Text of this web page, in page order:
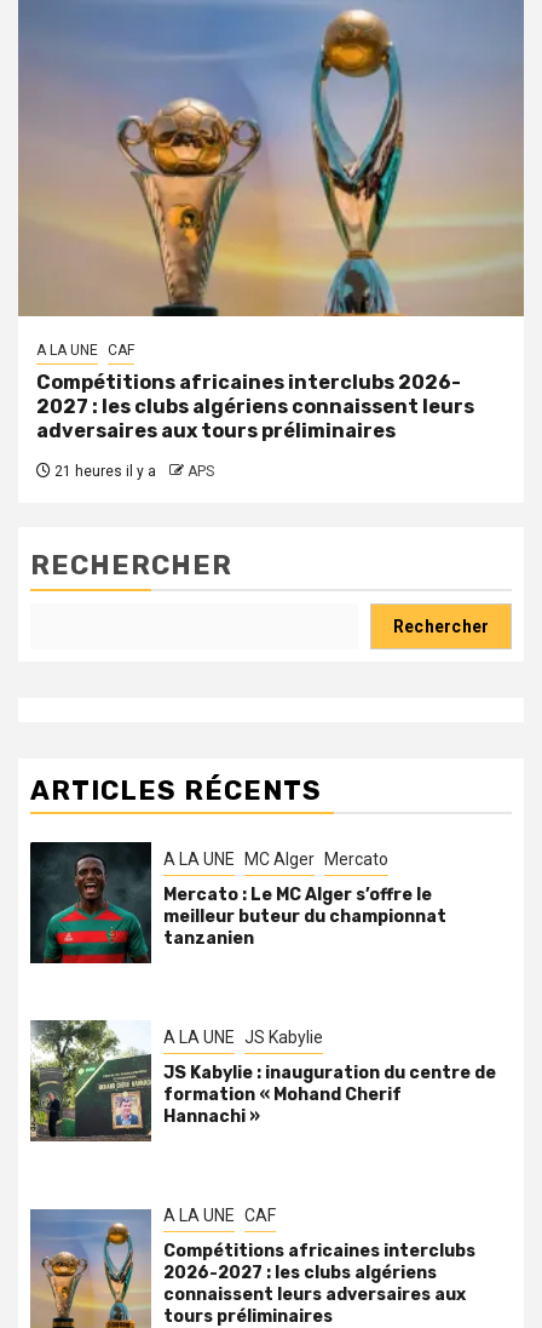
A LA UNE CAF
Compétitions africaines interclubs 2026-
2027 : les clubs algériens connaissent leurs
adversaires aux tours préliminaires
21 heures il y a APS
RECHERCHER
Rechercher
ARTICLES RÉCENTS
A LA UNE MC Alger Mercato
Mercato : Le MC Alger s’offre le
meilleur buteur du championnat
tanzanien
A LA UNE JS Kabylie
JS Kabylie : inauguration du centre de
formation « Mohand Cherif
Hannachi »
A LA UNE CAF
Compétitions africaines interclubs
2026-2027 : les clubs algériens
connaissent leurs adversaires aux
tours préliminaires